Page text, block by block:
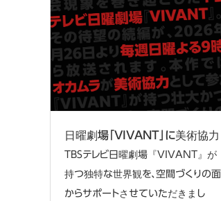
日曜劇場「VIVANT」に美術協力
TBSテレビ日曜劇場『VIVANT』が
持つ独特な世界観を、空間づくりの面
からサポートさせていただきまし